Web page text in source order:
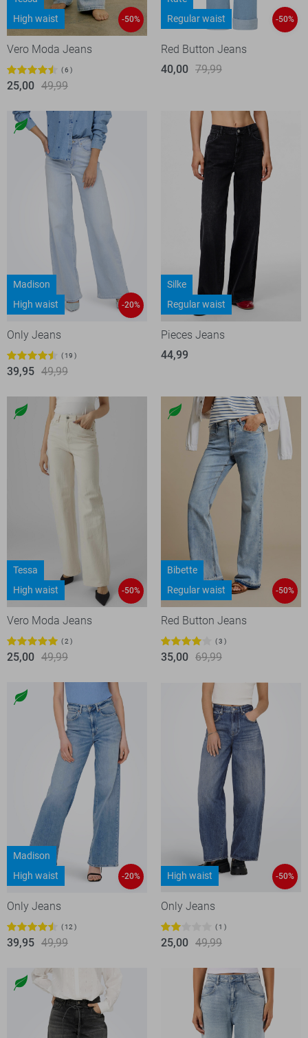
High waist
-50%
Vero Moda Jeans
6
25,00 49,99
Regular waist
-50%
Red Button Jeans
40,00 79,99
Madison
High waist
-20%
Only Jeans
19
39,95 49,99
Silke
Regular waist
Pieces Jeans
44,99
Tessa
High waist
-50%
Vero Moda Jeans
2
25,00 49,99
Bibette
Regular waist
-50%
Red Button Jeans
3
35,00 69,99
Madison
High waist
-20%
Only Jeans
12
39,95 49,99
High waist -50%
Only Jeans
1
25,00 49,99